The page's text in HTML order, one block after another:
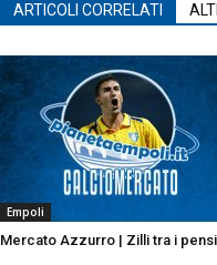
ARTICOLI CORRELATI
Empoli
Mercato Azzurro | Zilli tra i